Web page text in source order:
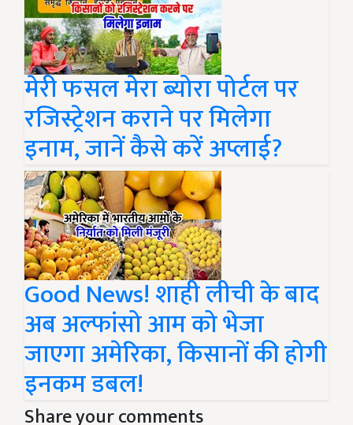
मेरी फसल मेरा ब्योरा पोर्टल पर
रजिस्ट्रेशन कराने पर मिलेगा
इनाम, जानें कैसे करें अप्लाई?
Good News! शाही लीची के बाद
अब अल्फांसो आम को भेजा
जाएगा अमेरिका, किसानों की होगी
इनकम डबल!
Share your comments